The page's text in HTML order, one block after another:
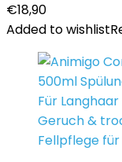
€18,90
Added to wishlist